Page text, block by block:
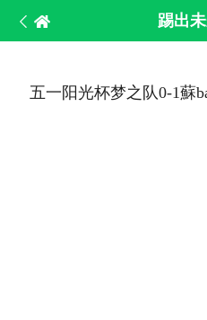
踢出
五一阳光杯梦之队0-1蘇